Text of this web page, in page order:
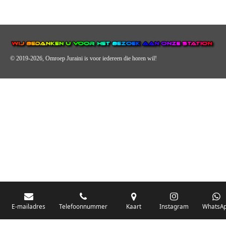
© 2019-2026, Omroep Juraini is voor iedereen die horen wil!
E-mailadres Telefoonnummer Kaart Instagram
De zender richt zich op jongeren, jongvolwassenen, volwassenen en we
vooral urban muziek als non-stop.
Wij brengen het nieuws uit de streek via radio en online. Via de website en